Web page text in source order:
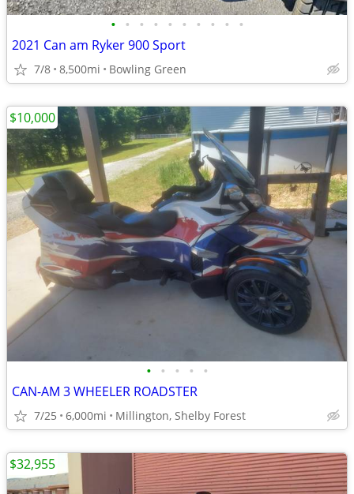
• • • • • • • • • •
2021 Can am Ryker 900 Sport
7/8 8,500mi Bowling Green
• • • • •
CAN-AM 3 WHEELER ROADSTER
7/25 6,000mi Millington, Shelby Forest
$10,000
$32,955